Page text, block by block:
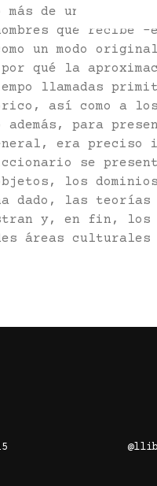
más de un siglo
que
un modo
por qué la
llamadas
así como a
además, para
era
se
los
dado, las
y, en fin, los
áreas culturales